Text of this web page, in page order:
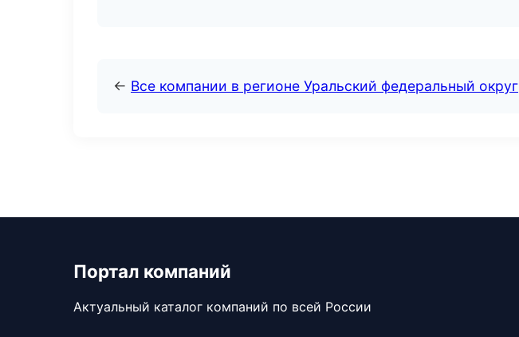
← Все компании в регионе Уральский федеральный округ
Портал компаний
Актуальный каталог компаний по всей России